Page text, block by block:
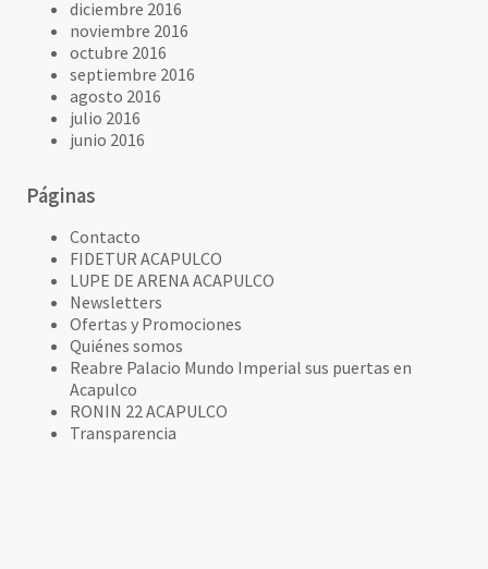
diciembre 2016
noviembre 2016
octubre 2016
septiembre 2016
agosto 2016
julio 2016
junio 2016
Páginas
Contacto
FIDETUR ACAPULCO
LUPE DE ARENA ACAPULCO
Newsletters
Ofertas y Promociones
Quiénes somos
Reabre Palacio Mundo Imperial sus puertas en
Acapulco
RONIN 22 ACAPULCO
Transparencia